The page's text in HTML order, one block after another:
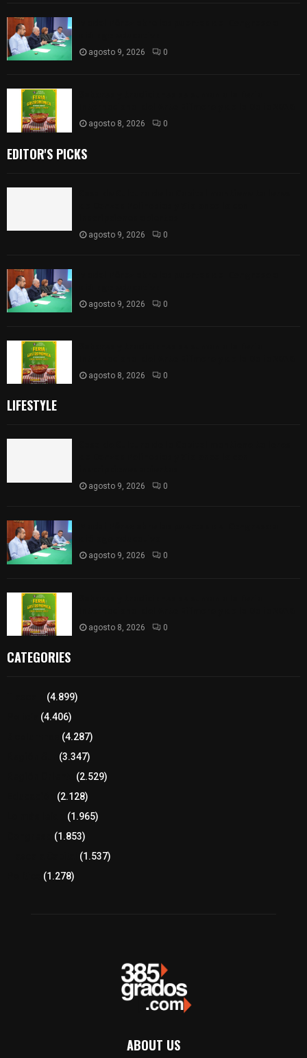
agosto 9, 2026 0
agosto 8, 2026 0
EDITOR'S PICKS
agosto 9, 2026 0
agosto 9, 2026 0
agosto 8, 2026 0
LIFESTYLE
agosto 9, 2026 0
agosto 9, 2026 0
agosto 8, 2026 0
CATEGORIES
(4.899)
(4.406)
(4.287)
(3.347)
(2.529)
(2.128)
(1.965)
(1.853)
(1.537)
(1.278)
ABOUT US